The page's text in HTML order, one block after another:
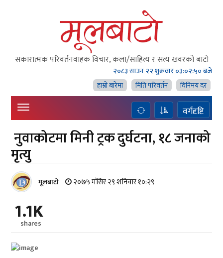
सकारात्मक परिवर्तनवाहक विचार, कला/साहित्य र सत्य खवरको बाटाे
२०८३ साउन २२ शुक्रवार०३:०२:५१ बजे
हाम्राे बारेमा
मिति परिवर्तन विनिमय दर
वर्गदृष्टि
नुवाकोटमा मिनी ट्रक दुर्घटना, १८ जनाको
मृत्यु
मूलबाटाे २०७५ मंसिर २९ शनिवार १०:२९
1.1K
shares